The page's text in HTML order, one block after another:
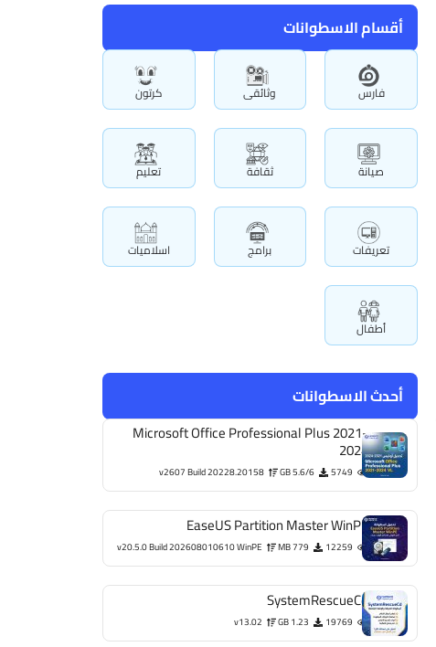
أقسام الاسطوانات
فارس وثائقى كرتون
صيانة ثقافة تعليم
تعريفات برامج اسلاميات
أطفال
أحدث الاسطوانات
Microsoft Office Professional Plus 2021-
2024
5749
5.6/6 GB
v2607 Build 20228.20158
EaseUS Partition Master WinPE
12259
779 MB
v20.5.0 Build 202608010610 WinPE
SystemRescueCd
19769
1.23 GB
v13.02